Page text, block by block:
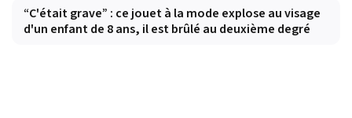
“C'était grave” : ce jouet à la mode explose au visage
d'un enfant de 8 ans, il est brûlé au deuxième degré